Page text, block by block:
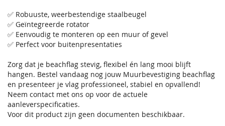
✅ Robuuste, weerbestendige staalbeugel
✅ Geïntegreerde rotator
✅ Eenvoudig te monteren op een muur of gevel
✅ Perfect voor buitenpresentaties
Zorg dat je beachflag stevig, flexibel én lang mooi blijft
hangen. Bestel vandaag nog jouw Muurbevestiging beachflag
en presenteer je vlag professioneel, stabiel en opvallend!
Neem contact met ons op voor de actuele
aanleverspecificaties.
Voor dit product zijn geen documenten beschikbaar.